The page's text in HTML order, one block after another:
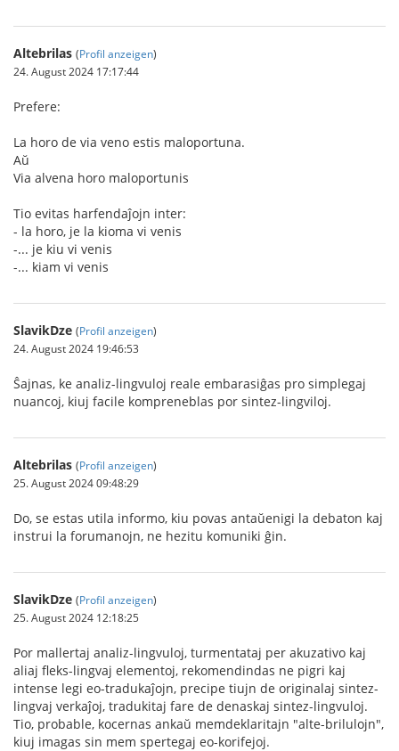
Altebrilas (Profil anzeigen)
24. August 2024 17:17:44
Prefere:
La horo de via veno estis maloportuna.
Aŭ
Via alvena horo maloportunis
Tio evitas harfendaĵojn inter:
- la horo, je la kioma vi venis
-... je kiu vi venis
-... kiam vi venis
SlavikDze (Profil anzeigen)
24. August 2024 19:46:53
Ŝajnas, ke analiz-lingvuloj reale embarasiĝas pro simplegaj
nuancoj, kiuj facile kompreneblas por sintez-lingviloj.
Altebrilas (Profil anzeigen)
25. August 2024 09:48:29
Do, se estas utila informo, kiu povas antaŭenigi la debaton kaj
instrui la forumanojn, ne hezitu komuniki ĝin.
SlavikDze (Profil anzeigen)
25. August 2024 12:18:25
Por mallertaj analiz-lingvuloj, turmentataj per akuzativo kaj
aliaj fleks-lingvaj elementoj, rekomendindas ne pigri kaj
intense legi eo-tradukaĵojn, precipe tiujn de originalaj sintez-
lingvaj verkaĵoj, tradukitaj fare de denaskaj sintez-lingvuloj.
Tio, probable, kocernas ankaŭ memdeklaritajn "alte-brilulojn",
kiuj imagas sin mem spertegaj eo-korifejoj.